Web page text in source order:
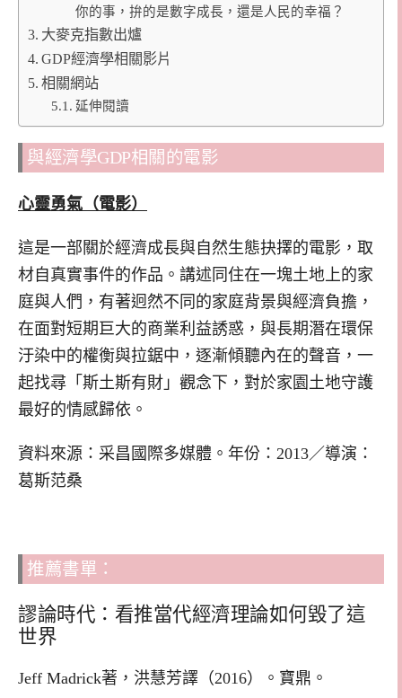
你的事，拚的是數字成長，還是人民的幸福？
大麥克指數出爐
GDP經濟學相關影片
相關網站
延伸閱讀
與經濟學GDP相關的電影
心靈勇氣（電影）
這是一部關於經濟成長與自然生態抉擇的電影，取
材自真實事件的作品。講述同住在一塊土地上的家
庭與人們，有著迥然不同的家庭背景與經濟負擔，
在面對短期巨大的商業利益誘惑，與長期潛在環保
汙染中的權衡與拉鋸中，逐漸傾聽內在的聲音，一
起找尋「斯土斯有財」觀念下，對於家園土地守護
最好的情感歸依。
資料來源：采昌國際多媒體。年份：2013／導演：
葛斯范桑
推薦書單：
謬論時代：看推當代經濟理論如何毀了這
世界
Jeff Madrick著，洪慧芳譯（2016）。寶鼎。